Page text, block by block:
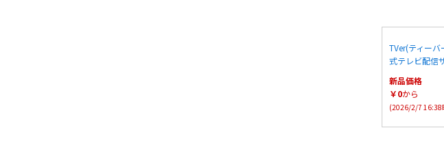
TVer(ティーバ
式テレビ配信
新品価格
￥0から
(2026/2/7 16:38